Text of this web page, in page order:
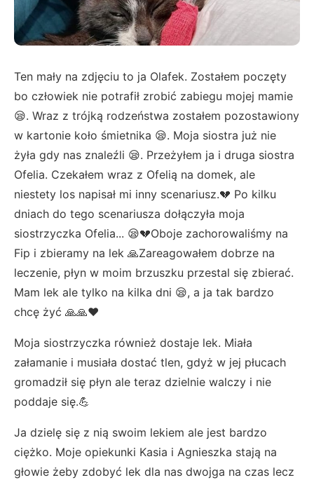
Ten mały na zdjęciu to ja Olafek. Zostałem poczęty
bo człowiek nie potrafił zrobić zabiegu mojej mamie
😪. Wraz z trójką rodzeństwa zostałem pozostawiony
w kartonie koło śmietnika 😪. Moja siostra już nie
żyła gdy nas znaleźli 😪. Przeżyłem ja i druga siostra
Ofelia. Czekałem wraz z Ofelią na domek, ale
niestety los napisał mi inny scenariusz.💔 Po kilku
dniach do tego scenariusza dołączyła moja
siostrzyczka Ofelia... 😪💔Oboje zachorowaliśmy na
Fip i zbieramy na lek 🙏Zareagowałem dobrze na
leczenie, płyn w moim brzuszku przestal się zbierać.
Mam lek ale tylko na kilka dni 😪, a ja tak bardzo
chcę żyć 🙏🙏❤️
Moja siostrzyczka również dostaje lek. Miała
załamanie i musiała dostać tlen, gdyż w jej płucach
gromadził się płyn ale teraz dzielnie walczy i nie
poddaje się.💪
Ja dzielę się z nią swoim lekiem ale jest bardzo
ciężko. Moje opiekunki Kasia i Agnieszka stają na
głowie żeby zdobyć lek dla nas dwojga na czas lecz